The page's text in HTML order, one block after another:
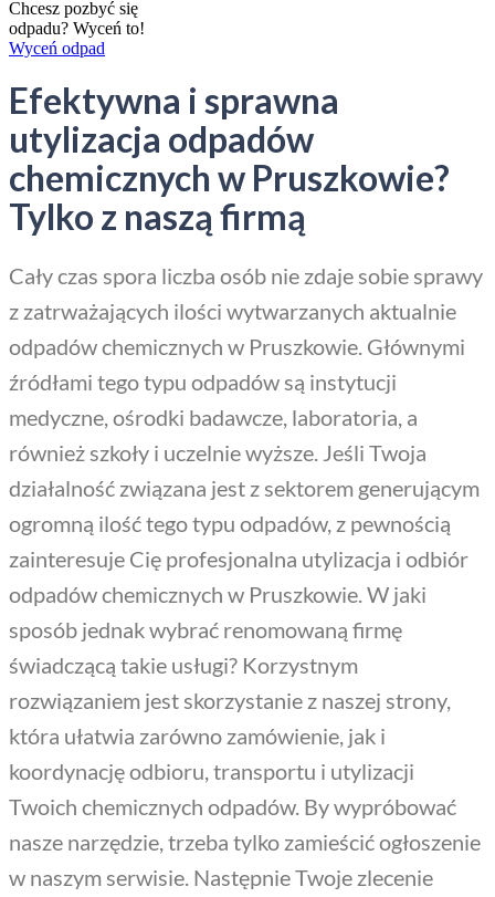
Chcesz pozbyć się
odpadu? Wyceń to!
Wyceń odpad
Efektywna i sprawna
utylizacja odpadów
chemicznych w Pruszkowie?
Tylko z naszą firmą
Cały czas spora liczba osób nie zdaje sobie sprawy
z zatrważających ilości wytwarzanych aktualnie
odpadów chemicznych w Pruszkowie. Głównymi
źródłami tego typu odpadów są instytucji
medyczne, ośrodki badawcze, laboratoria, a
również szkoły i uczelnie wyższe. Jeśli Twoja
działalność związana jest z sektorem generującym
ogromną ilość tego typu odpadów, z pewnością
zainteresuje Cię profesjonalna utylizacja i odbiór
odpadów chemicznych w Pruszkowie. W jaki
sposób jednak wybrać renomowaną firmę
świadczącą takie usługi? Korzystnym
rozwiązaniem jest skorzystanie z naszej strony,
która ułatwia zarówno zamówienie, jak i
koordynację odbioru, transportu i utylizacji
Twoich chemicznych odpadów. By wypróbować
nasze narzędzie, trzeba tylko zamieścić ogłoszenie
w naszym serwisie. Następnie Twoje zlecenie